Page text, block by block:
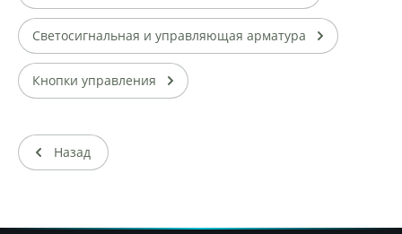
Светосигнальная и управляющая арматура
Кнопки управления
Назад